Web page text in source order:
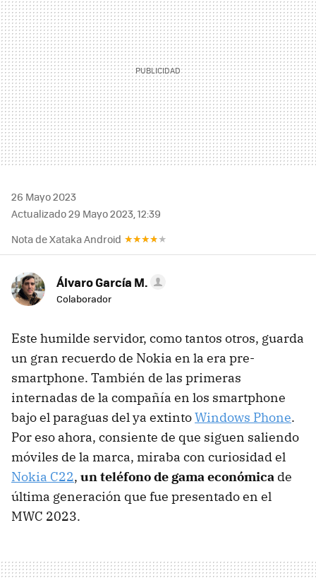
26 Mayo 2023
Actualizado 29 Mayo 2023, 12:39
Nota de Xataka Android
Álvaro García M.
Colaborador
Este humilde servidor, como tantos otros, guarda
un gran recuerdo de Nokia en la era pre-
smartphone. También de las primeras
internadas de la compañía en los smartphone
bajo el paraguas del ya extintoWindows Phone.
Por eso ahora, consiente de que siguen saliendo
móviles de la marca, miraba con curiosidad el
Nokia C22, un teléfono de gama económica de
última generación que fue presentado en el
MWC 2023.